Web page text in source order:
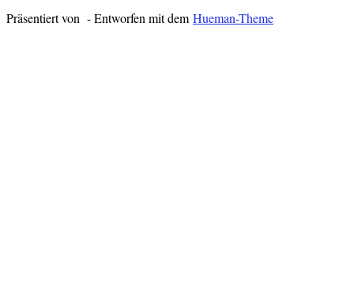
Präsentiert von - Entworfen mit demHueman-Theme